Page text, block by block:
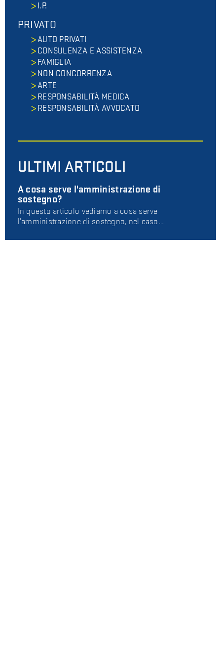
I.P.
PRIVATO
AUTO PRIVATI
CONSULENZA E ASSISTENZA
FAMIGLIA
NON CONCORRENZA
ARTE
RESPONSABILITÀ MEDICA
RESPONSABILITÀ AVVOCATO
ULTIMI ARTICOLI
A cosa serve l'amministrazione di
sostegno?
In questo articolo vediamo a cosa serve
l'amministrazione di sostegno, nel caso…